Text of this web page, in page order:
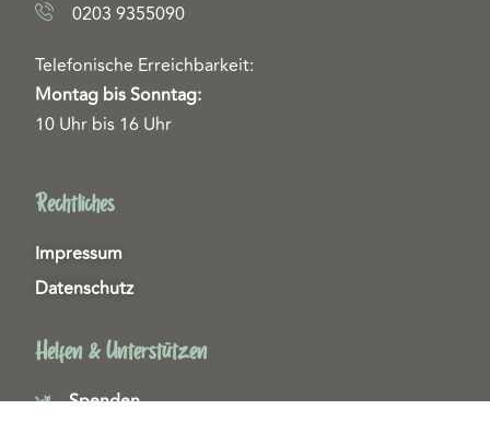
0203 9355090
Telefonische Erreichbarkeit:
Montag bis Sonntag:
10 Uhr bis 16 Uhr
Rechtliches
Impressum
Datenschutz
Helfen & Unterstützen
Spenden